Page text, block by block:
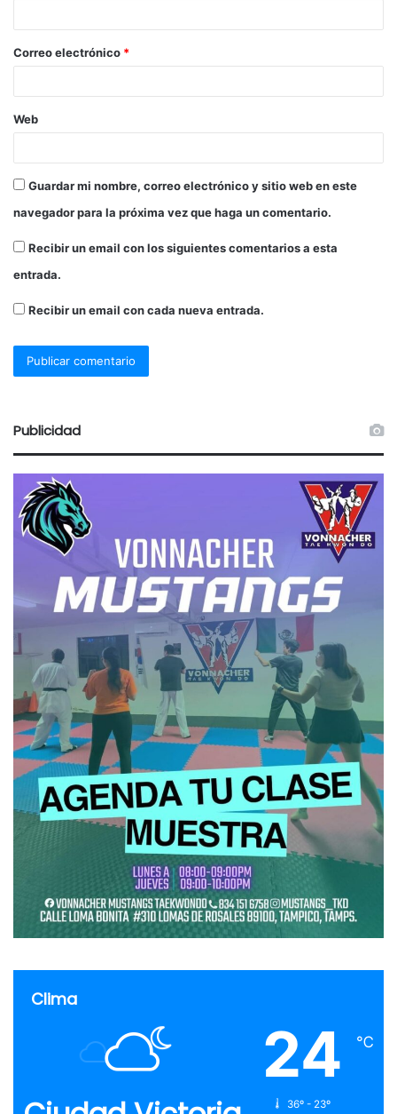
Correo electrónico *
Web
Guardar mi nombre, correo electrónico y sitio web en este
navegador para la próxima vez que haga un comentario.
Recibir un email con los siguientes comentarios a esta
entrada.
Recibir un email con cada nueva entrada.
Publicidad
Clima
24 ℃
36º - 23º